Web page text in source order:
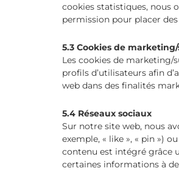
cookies statistiques, nous
permission pour placer
5.3 Cookies de
Les cookies de marketing/
profils d’utilisateurs afin
web dans des finalités
5.4 Réseaux sociaux
Sur notre site web, nous
exemple, « like », « pin »)
contenu est intégré grâce
certaines informations à